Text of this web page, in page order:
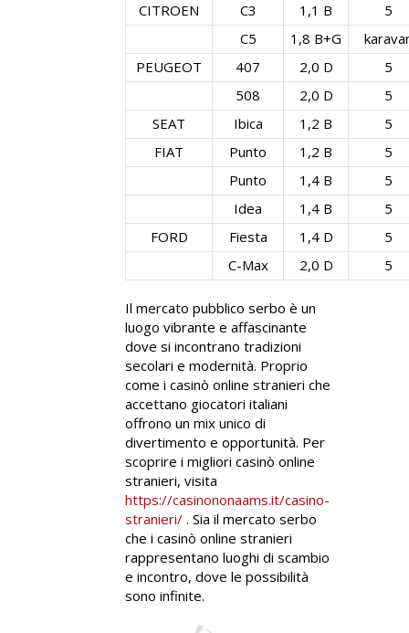
CITROEN
C3 1,1 B
5
C5
1,8 B+G
PEUGEOT
407 2,0 D
5
508
2,0 D
5
SEAT
Ibica 1,2 B
5
FIAT
Punto 1,2 B
5
Punto
1,4 B
5
Idea
1,4 B
5
FORD
Fiesta 1,4 D
5
C-Max
2,0 D 5
Il mercato pubblico serbo è un
luogo vibrante e affascinante
dove si incontrano tradizioni
secolari e modernità. Proprio
come i casinò online stranieri che
accettano giocatori italiani
offrono un mix unico di
divertimento e opportunità. Per
scoprire i migliori casinò online
stranieri, visita
https://casinononaams.it/casino-
stranieri/ . Sia il mercato serbo
che i casinò online stranieri
rappresentano luoghi di scambio
e incontro, dove le possibilità
sono infinite.